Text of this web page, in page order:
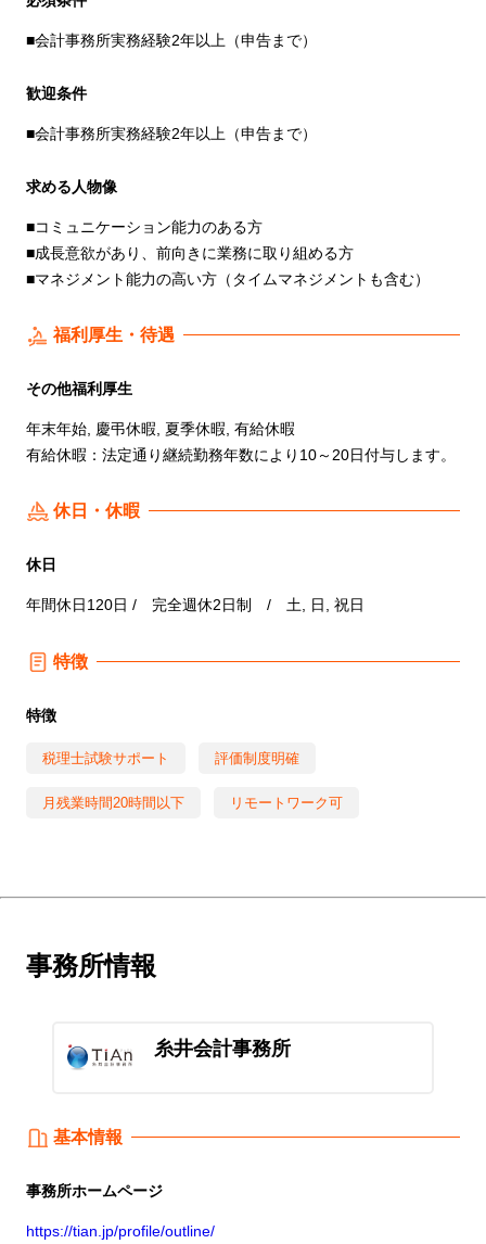
■会計事務所実務経験2年以上（申告まで）
歓迎条件
■会計事務所実務経験2年以上（申告まで）
求める人物像
■コミュニケーション能力のある方
■成長意欲があり、前向きに業務に取り組める方
■マネジメント能力の高い方（タイムマネジメントも含む）
福利厚生・待遇
その他福利厚生
年末年始, 慶弔休暇, 夏季休暇, 有給休暇
有給休暇：法定通り継続勤務年数により10～20日付与します。
休日・休暇
休日
年間休日120日 / 完全週休2日制 / 土, 日, 祝日
特徴
特徴
税理士試験サポート 評価制度明確
月残業時間20時間以下 リモートワーク可
事務所情報
糸井会計事務所
基本情報
事務所ホームページ
https://tian.jp/profile/outline/